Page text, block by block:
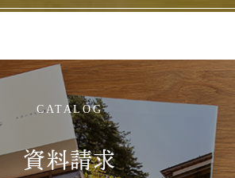
CATALOG
資料請求